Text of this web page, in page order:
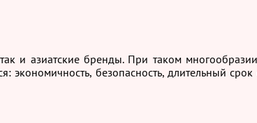
и азиатские бренды. При таком
экономичность, безопасность, длительный